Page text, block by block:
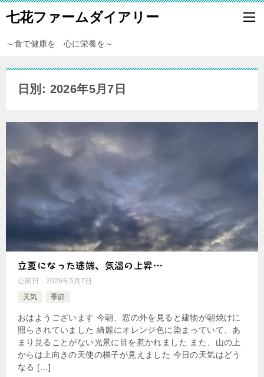
七花ファームダイアリー
～食で健康を 心に栄養を～
日別: 2026年5月7日
立夏になった途端、気温の上昇…
公開日： 2026年5月7日
天気
季節
おはようございます 今朝、窓の外を見ると建物が朝焼けに
照らされていました 綺麗にオレンジ色に染まっていて、あ
まり見ることがない光景に目を惹かれました また、山の上
からは上向きの天使の梯子が見えました 今日の天気はどう
なる […]